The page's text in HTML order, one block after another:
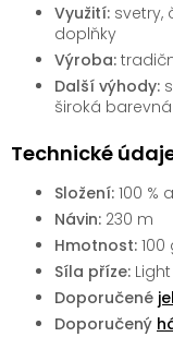
Využití: svetry,
doplňky
Výroba:
Další výhody:
široká
Technické
Složení: 100 %
Návin: 230 m
Hmotnost: 100
Síla příze:
Doporučené
Doporučený